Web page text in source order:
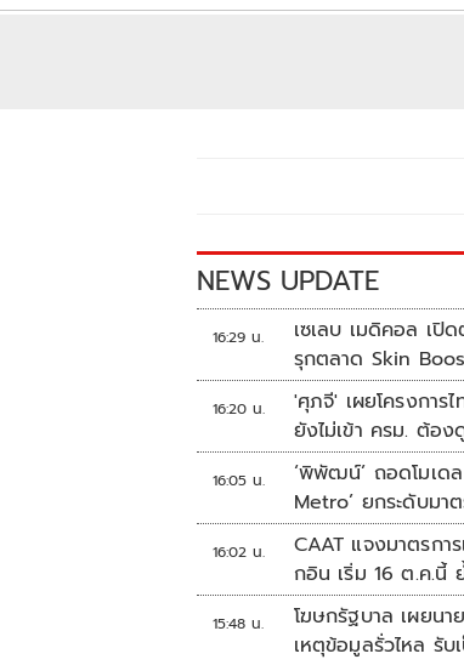
NEWS UPDATE
16:29 น.
เซเลบ เมดิคอล เปิ
รุกตลาด Skin
Quality &
คลินิกความงาม
16:20 น.
'ศุภจี' เผยโครงการ
ยังไม่เข้า ครม. ต้อ
เหลือเท่าไหร่
16:05 น.
‘พิพัฒน์’ ถอดโมเด
Metro’ ยกระดับมา
ระบบ
16:02 น.
CAAT แจงมาตรการ
กอิน เริ่ม 16 ต.ค.นี้
ต้องสงสัย
15:48 น.
โฆษกรัฐบาล เผยน
เหตุข้อมูลรั่วไหล รับ